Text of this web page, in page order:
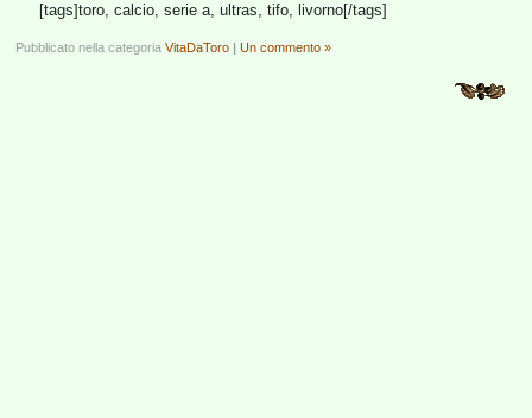
[tags]toro, calcio, serie a, ultras, tifo, livorno[/tags]
Pubblicato nella categoria VitaDaToro | Un commento »